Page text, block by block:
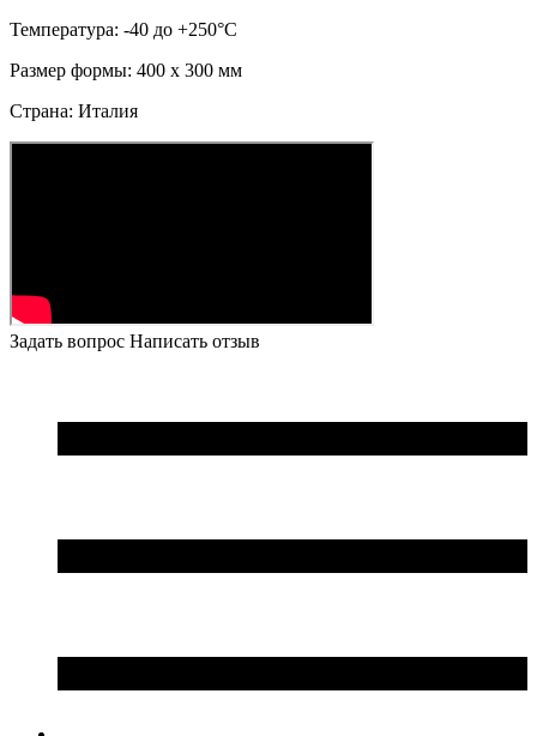
Температура: -40 до +250°C
Размер формы: 400 х 300 мм
Страна: Италия
Задать вопрос Написать отзыв